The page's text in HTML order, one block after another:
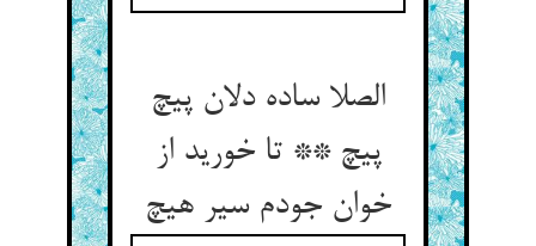
الصلا ساده دلان پیچ
پیچ ** تا خورید از